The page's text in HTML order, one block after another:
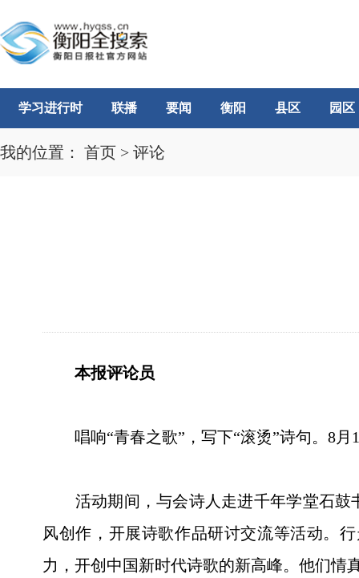
学习进行时 联播 要闻 衡阳 县区 园区
我的位置： 首页 > 评论
本报评论员
唱响“青春之歌”，写下“滚烫”诗句。8月
活动期间，与会诗人走进千年学堂石鼓
风创作，开展诗歌作品研讨交流等活动。
力，开创中国新时代诗歌的新高峰。他们情